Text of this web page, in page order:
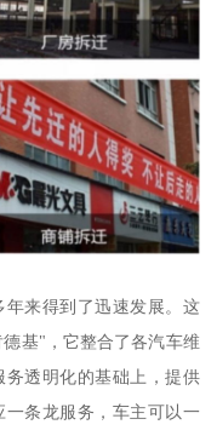
年来得到了迅速发展。这
基"，它整合了各汽车维
透明化的基础上，提供
条龙服务，车主可以一